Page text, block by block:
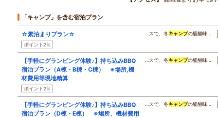
「キャンプ」を含む宿泊プラン
☆素泊まりプラン☆
ポイント2%
…スで、冬キャンプの醍醐味…
【手軽にグランピング体験♪】持ち込みBBQ
宿泊プラン（A棟・B棟・C棟） ※場所,機
材費用等現地精算
ポイント2%
…スで、冬キャンプの醍醐味…
【手軽にグランピング体験♪】持ち込みBBQ
宿泊プラン（D棟・E棟） ※場所、機材費用
…スで、冬キャンプの醍醐味…